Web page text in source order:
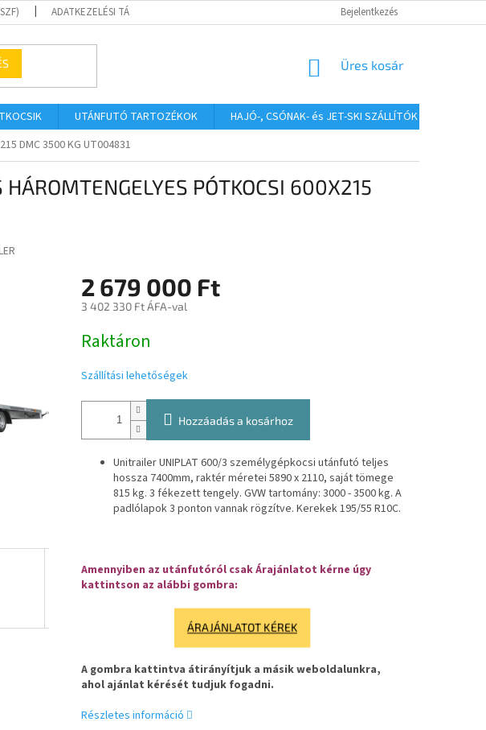
ADATKEZELÉSI TÁJÉKOZTATÓ Bejelentkezés
KOSÁR
Üres kosár
UTÁNFUTÓ TARTOZÉKOK HAJÓ-, CSÓNAK- és JET-SKI SZÁLLÍTÓK
DMC 3500 KG UT004831
PÓTKOCSI 600X215
2 679 000 Ft
3 402 330 Ft ÁFA-val
Raktáron
Szállítási lehetőségek
Hozzáadás a kosárhoz
Unitrailer UNIPLAT 600/3 személygépkocsi utánfutó teljes
hossza 7400mm, raktér méretei 5890 x 2110, saját tömege
815 kg. 3 fékezett tengely. GVW tartomány: 3000 - 3500 kg. A
padlólapok 3 ponton vannak rögzítve. Kerekek 195/55 R10C.
Amennyiben az utánfutóról csak Árajánlatot kérne úgy
kattintson az alábbi gombra:
ÁRAJÁNLATOT KÉREK
A gombra kattintva átirányítjuk a másik weboldalunkra,
ahol ajánlat kérését tudjuk fogadni.
Részletes információ